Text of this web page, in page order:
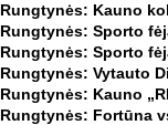
Rungtynės: Kauno
Rungtynės: Sporto
Rungtynės: Sporto
Rungtynės: Vytauto
Rungtynės: Kauno
Rungtynės: Fortūna